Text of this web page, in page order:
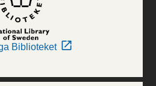
Biblioteket